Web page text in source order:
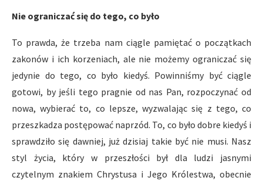
Nie ograniczać się do tego, co było
To prawda, że trzeba nam ciągle pamiętać o początkach
zakonów i ich korzeniach, ale nie możemy ograniczać się
jedynie do tego, co było kiedyś. Powinniśmy być ciągle
gotowi, by jeśli tego pragnie od nas Pan, rozpoczynać od
nowa, wybierać to, co lepsze, wyzwalając się z tego, co
przeszkadza postępować naprzód. To, co było dobre kiedyś i
sprawdziło się dawniej, już dzisiaj takie być nie musi. Nasz
styl życia, który w przeszłości był dla ludzi jasnymi
czytelnym znakiem Chrystusa i Jego Królestwa, obecnie